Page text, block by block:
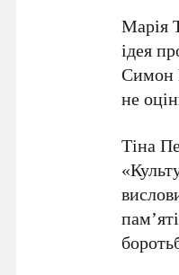
Марія
ідея
Симон
не
Тіна